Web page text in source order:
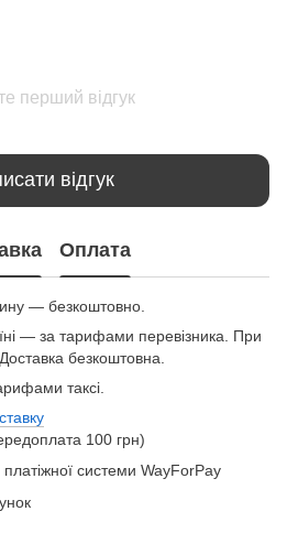
перший відгук
відгук
Оплата
— безкоштовно.
— за тарифами перевізника. При
безкоштовна.
таксі.
100 грн)
системи WayForPay